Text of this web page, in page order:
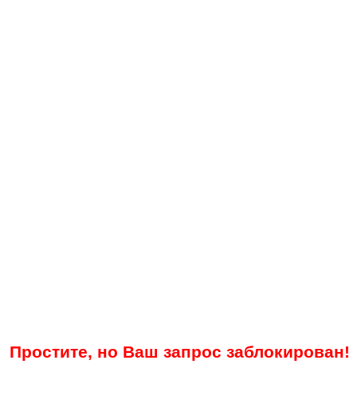
Простите, но Ваш запрос заблокирован!